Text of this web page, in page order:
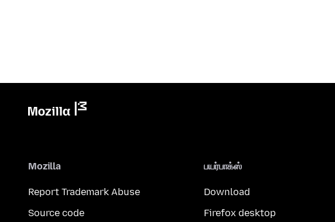
Mozilla
Report Trademark Abuse
Source code
பயர்பாக்ஸ்
Download
Firefox desktop